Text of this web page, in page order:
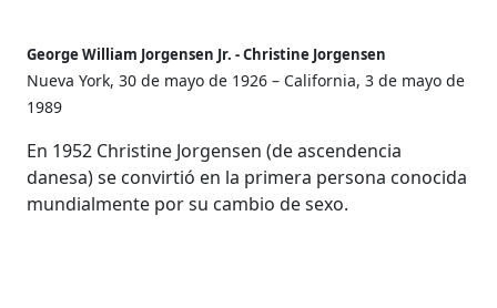
George William Jorgensen Jr. - Christine Jorgensen
Nueva York, 30 de mayo de 1926 – California, 3 de mayo de
1989
En 1952 Christine Jorgensen (de ascendencia
danesa) se convirtió en la primera persona conocida
mundialmente por su cambio de sexo.